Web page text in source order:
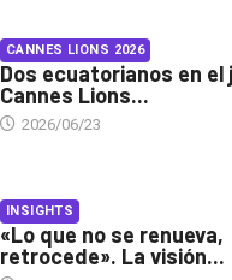
CANNES LIONS 2026
Dos ecuatorianos en el
Cannes Lions...
2026/06/23
INSIGHTS
«Lo que no se renueva,
retrocede». La visión...